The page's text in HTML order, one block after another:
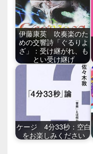
伊藤康英 吹奏楽のた
めの交響詩「ぐるりよ
ざ」：受け継がれ、も
とい受け継げ
ケージ 4分33秒：空白
をお楽しみください